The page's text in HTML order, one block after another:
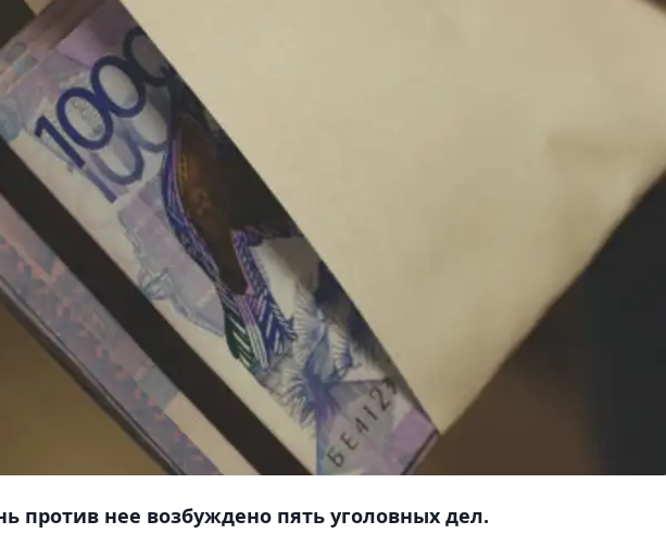
против нее возбуждено пять уголовных дел.